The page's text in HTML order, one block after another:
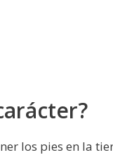
los pies en la